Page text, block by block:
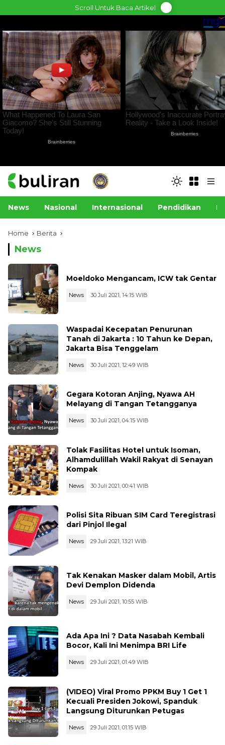
to
Scroll Untuk Baca Artikel
News Nasional Internasional Pendidikan
Home Berita
News
Moeldoko Mengancam, ICW tak Gentar
News 30 Juli 2021, 14:15 WIB
Waspadai Kecepatan Penurunan
Tanah di Jakarta : 10 Tahun ke Depan,
Jakarta Bisa Tenggelam
News 30 Juli 2021, 12:49 WIB
Gegara Kotoran Anjing, Nyawa AH
Melayang di Tangan Tetangganya
News 30 Juli 2021, 04:15 WIB
Tolak Fasilitas Hotel untuk Isoman,
Alhamdulillah Wakil Rakyat di Senayan
Kompak
News 30 Juli 2021, 00:41 WIB
Polisi Sita Ribuan SIM Card Teregistrasi
dari Pinjol Ilegal
News 29 Juli 2021, 13:21 WIB
Tak Kenakan Masker dalam Mobil, Artis
Devi Demplon Didenda
News 29 Juli 2021, 10:55 WIB
Ada Apa Ini ? Data Nasabah Kembali
Bocor, Kali Ini Menimpa BRI Life
News 29 Juli 2021, 01:49 WIB
(VIDEO) Viral Promo PPKM Buy 1 Get 1
Kecuali Presiden Jokowi, Spanduk
Langsung Diturunkan Petugas
News 29 Juli 2021, 01:15 WIB